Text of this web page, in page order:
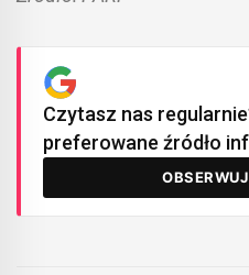
Czytasz nas
preferowane źródło